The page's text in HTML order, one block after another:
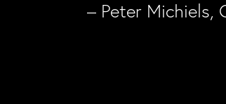
– Peter Michiels,